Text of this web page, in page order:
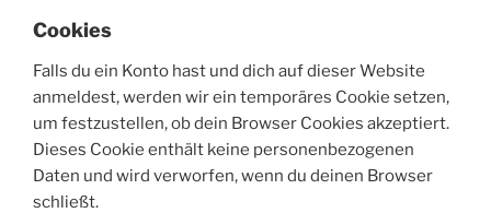
Cookies
Falls du ein Konto hast und dich auf dieser Website
anmeldest, werden wir ein temporäres Cookie setzen,
um festzustellen, ob dein Browser Cookies akzeptiert.
Dieses Cookie enthält keine personenbezogenen
Daten und wird verworfen, wenn du deinen Browser
schließt.